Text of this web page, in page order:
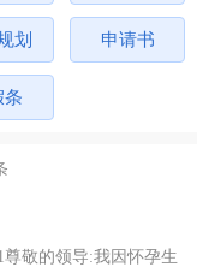
划 申请书
条
敬的领导:我因怀孕生